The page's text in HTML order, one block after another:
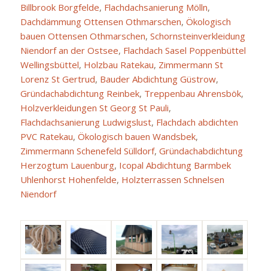
Billbrook Borgfelde, Flachdachsanierung Mölln,
Dachdämmung Ottensen Othmarschen, Ökologisch
bauen Ottensen Othmarschen, Schornsteinverkleidung
Niendorf an der Ostsee, Flachdach Sasel Poppenbüttel
Wellingsbüttel, Holzbau Ratekau, Zimmermann St
Lorenz St Gertrud, Bauder Abdichtung Güstrow,
Gründachabdichtung Reinbek, Treppenbau Ahrensbök,
Holzverkleidungen St Georg St Pauli,
Flachdachsanierung Ludwigslust, Flachdach abdichten
PVC Ratekau, Ökologisch bauen Wandsbek,
Zimmermann Schenefeld Sülldorf, Gründachabdichtung
Herzogtum Lauenburg, Icopal Abdichtung Barmbek
Uhlenhorst Hohenfelde, Holzterrassen Schnelsen
Niendorf